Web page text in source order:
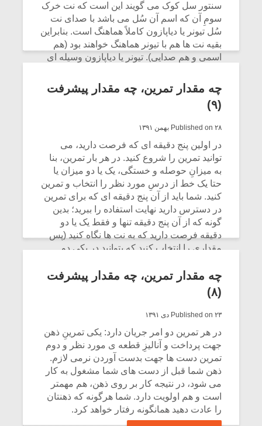
سنتور سل کوک مى گویند این است که نت خرک
سومِ آن که اسم آن سُل مى باشد با صداى نت
سُل تیونر یا دیاپازون کاملاً هماهنگ است. بنابراین
بقیه نت ها هم با تیونر هماهنگ خواهند بود (هم
اسمى و هم صدایى). تیونر یا دیاپازون وسیله اى
استاندارد و قواعد بین المللى مشخص مى کند.
CONTINUE READING
چه مقدار تمرین، چه مقدار پیشرفت
(۹)
Published on ۲۸ بهمن ۱۳۹۱
در اولین پنج دقیقه اى که فرصت دارید، مى
توانید تمرین را شروع کنید. در هر بار تمرین، بنا
به میزانِ حوصله و خستگى، یک یا دو میزان یا
حتا یک خط از درسِ مورد نظر را انتخاب و تمرین
کنید. شما باید از آن پنج دقیقه اى که براى تمرین
در دسترس دارید نهایت استفاده را ببرید؛ بدین
گونه که از آن پنج دقیقه تنها و فقط یک یا دو
دقیقه فرصت دارید که به نت ها نگاه کنید (پس
مقدارى را انتخاب کنید که بتوانید در یکى دو
باقیمانده، همان مقدارى که از روى نت نگاه
کردید را از حفظ تکرار کنید تا خوب به آن تکه از
قطعه مسلط شوید.
چه مقدار تمرین، چه مقدار پیشرفت
(۸)
Published on ۲۳ دی ۱۳۹۱
در هر تمرین دو امر جریان دارد: یکى تمرینِ ذهن
جهت پرداخت و آنالیزِ قطعه ى مورد نظر و دوم
تمرین دست ها جهت بدست آوردن نرمى لازم.
ذهن شما قبل از دست هاى شما مشغول به کار
مى شود، در نتیجه کار بر روى ذهن، هم مهمتر
است و هم اولویت دارد. شما هرگونه که ذهنتان
را عادت دهید همانگونه رفتار خواهد کرد.
یادداشتی بر موسیقی
متن فیلم «متری
شیش و نیم»
اگر نمی توانی
مشهورترین باشی،
بدنام ترین باش